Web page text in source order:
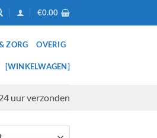
€0.00
ZORG OVERIG
[WINKELWAGEN]
uur verzonden